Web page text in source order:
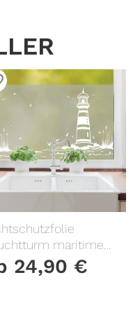
maritime
Fensterdeko
24,90 €